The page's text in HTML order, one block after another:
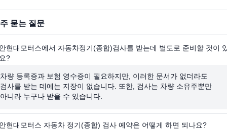
묻는 질문
현대모터스에서 자동차정기(종합)검사를 받는데 별도로 준비할 것이
?
차량 등록증과 보험 영수증이 필요하지만, 이러한 문서가 없더라도
검사를 받는 데에는 지장이 없습니다. 또한, 검사는 차량 소유주뿐만
아니라 누구나 받을 수 있습니다.
현대모터스 자동차 정기(종합) 검사 예약은 어떻게 하면 되나요?